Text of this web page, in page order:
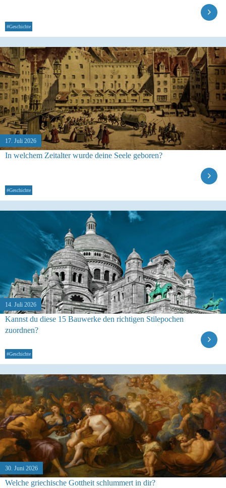
#Geschichte
17. Juli 2026
In welchem Zeitalter wurde deine Seele geboren?
#Geschichte
14. Juli 2026
Kannst du diese 15 Bauwerke den richtigen Stilepochen
zuordnen?
#Geschichte
30. Juni 2026
Welche griechische Gottheit schlummert in dir?